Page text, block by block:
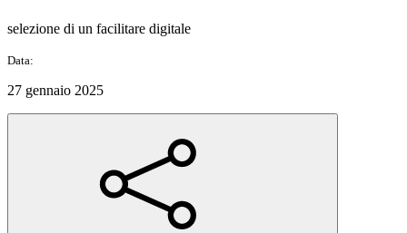
selezione di un facilitare digitale
Data:
27 gennaio 2025